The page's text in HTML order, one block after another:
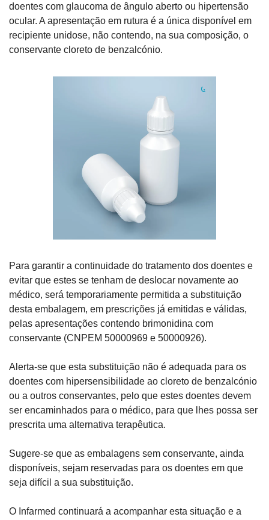
doentes com glaucoma de ângulo aberto ou hipertensão
ocular. A apresentação em rutura é a única disponível em
recipiente unidose, não contendo, na sua composição, o
conservante cloreto de benzalcónio.
Para garantir a continuidade do tratamento dos doentes e
evitar que estes se tenham de deslocar novamente ao
médico, será temporariamente permitida a substituição
desta embalagem, em prescrições já emitidas e válidas,
pelas apresentações contendo brimonidina com
conservante (CNPEM 50000969 e 50000926).
Alerta-se que esta substituição não é adequada para os
doentes com hipersensibilidade ao cloreto de benzalcónio
ou a outros conservantes, pelo que estes doentes devem
ser encaminhados para o médico, para que lhes possa ser
prescrita uma alternativa terapêutica.
Sugere-se que as embalagens sem conservante, ainda
disponíveis, sejam reservadas para os doentes em que
seja difícil a sua substituição.
O Infarmed continuará a acompanhar esta situação e a